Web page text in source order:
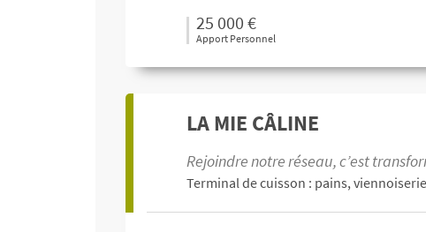
25 000 €
Apport Personnel
LA MIE CÂLINE
Rejoindre notre réseau, c’est
Terminal de cuisson : pains,